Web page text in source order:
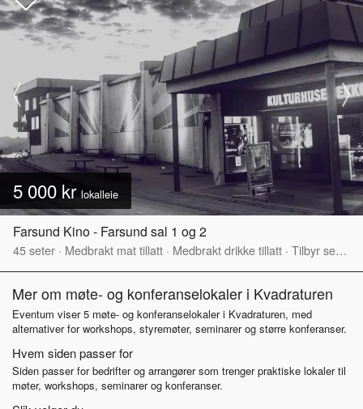
5 000 kr lokalleie
Farsund Kino - Farsund sal 1 og 2
45seter · Medbrakt mat tillatt · Medbrakt drikke tillatt · Tilbyr servering
Mer om møte- og konferanselokaler i Kvadraturen
Eventum viser 5 møte- og konferanselokaler i Kvadraturen, med
alternativer for workshops, styremøter, seminarer og større konferanser.
Hvem siden passer for
Siden passer for bedrifter og arrangører som trenger praktiske lokaler til
møter, workshops, seminarer og konferanser.